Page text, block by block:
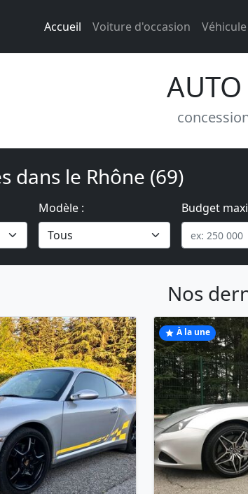
Accueil Voiture d'occasion
AUTO
dans le Rhône (69)
Modèle :
Budget
Nos
star À la une